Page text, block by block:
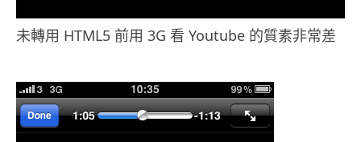
未轉用 HTML5 前用 3G 看 Youtube 的質素非常差